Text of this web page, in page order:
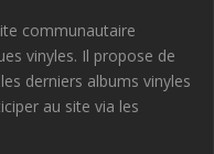
communautaire
vinyles. Il propose de
derniers albums vinyles
au site via les